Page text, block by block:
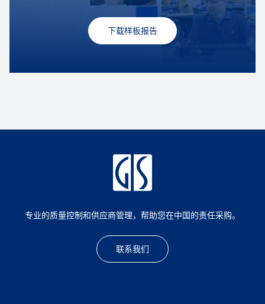
下载样板报告
专业的质量控制和供应商管理，帮助您在中国的责任采购。
联系我们